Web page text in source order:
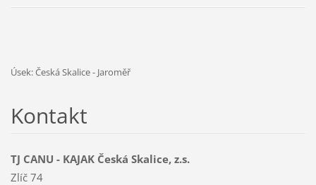
Úsek: Česká Skalice - Jaroměř
Kontakt
TJ CANU - KAJAK Česká Skalice, z.s.
Zlíč 74